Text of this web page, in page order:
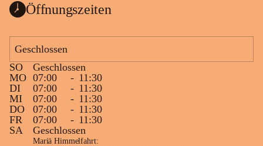
Öffnungszeiten
Geschlossen
SO
Geschlossen
MO 07:00 - 11:30
DI
07:00 - 11:30
MI
07:00 - 11:30
DO
07:00 - 11:30
FR
07:00 - 11:30
SA
Geschlossen
Mariä Himmelfahrt: